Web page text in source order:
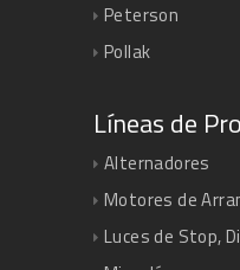
Peterson
Pollak
Líneas de
Alternadores
Motores de
Luces de Stop,